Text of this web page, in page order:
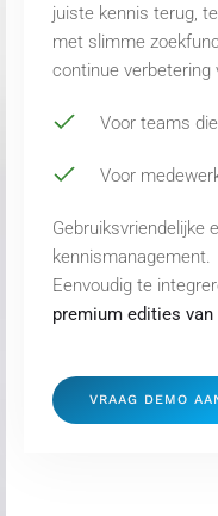
juiste kennis terug,
met slimme
continue verbetering
Voor teams
Voor
Gebruiksvriendelijke
kennismanagement.
Eenvoudig te
premium edities van
VRAAG DEMO